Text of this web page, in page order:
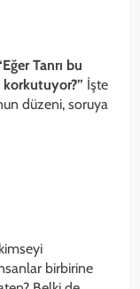
Tanrı bu
İşte
düzeni, soruya
birbirine